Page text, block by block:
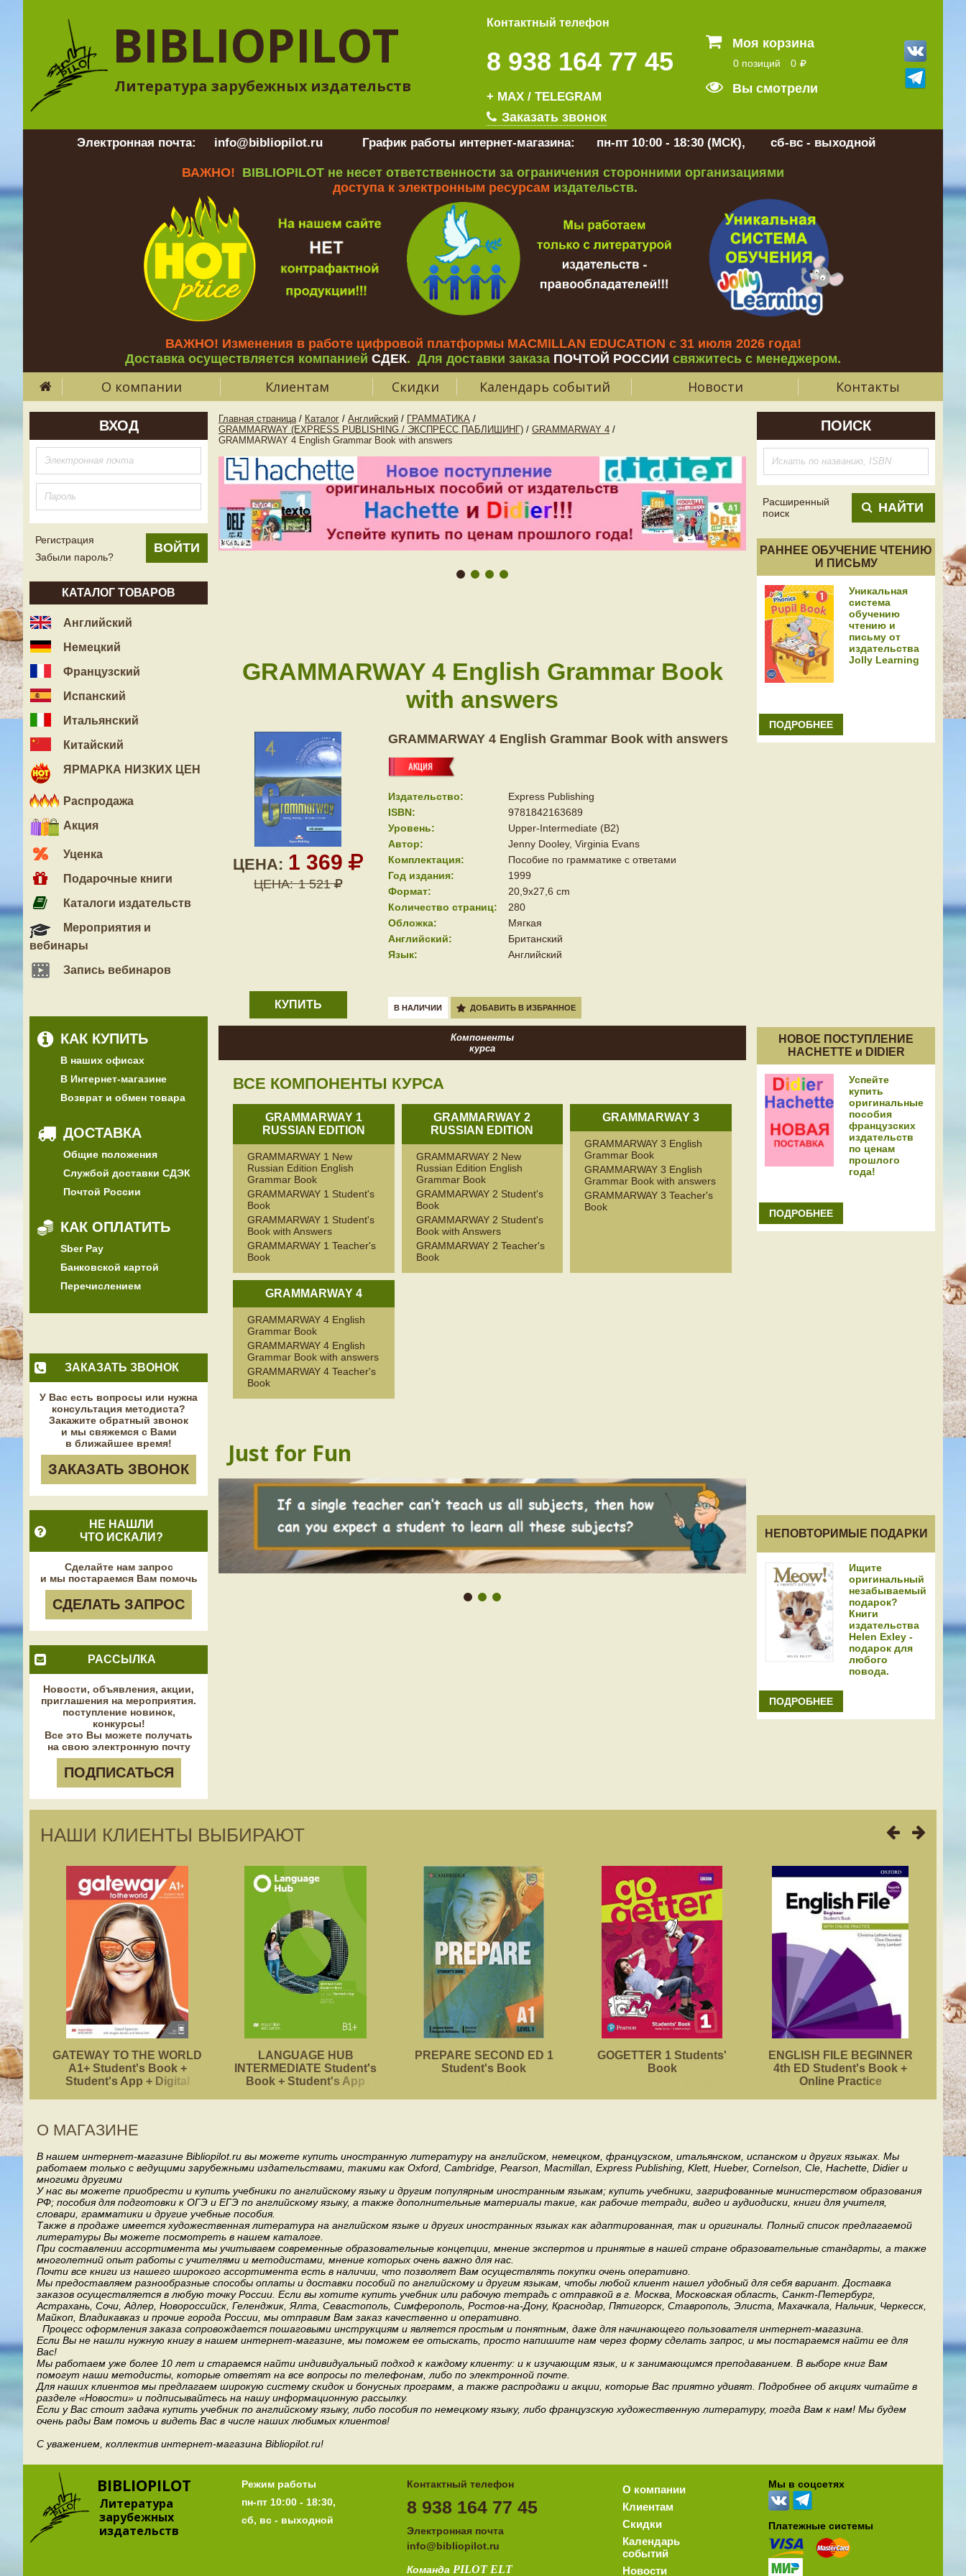
BIBLIOPILOT
Литература зарубежных издательств
Контактный телефон
8 938 164 77 45
+ MAX / TELEGRAM
Заказать звонок
Моя корзина
0 позиций 0
Вы смотрели
Электронная почта: info@bibliopilot.ru График работы интернет-магазина: пн-пт 10:00 - 18:30 (МСК), сб-вс - выходной
ВАЖНО! BIBLIOPILOT не несет ответственности за ограничения сторонними организациями
доступа к электронным ресурсам издательств.
ВАЖНО! Изменения в работе цифровой платформы MACMILLAN EDUCATION с 31 июля 2026 года!
Доставка осуществляется компанией СДЕК. Для доставки заказа ПОЧТОЙ РОССИИ свяжитесь с менеджером.
О компании Клиентам Скидки Календарь событий Новости Контакты
ВХОД
Регистрация
Забыли пароль?
КАТАЛОГ ТОВАРОВ
Английский
Немецкий
Французский
Испанский
Итальянский
Китайский
ЯРМАРКА НИЗКИХ ЦЕН
Распродажа
Акция
Уценка
Подарочные книги
Каталоги издательств
Мероприятия и
вебинары
Запись вебинаров
КАК КУПИТЬ
В наших офисах
В Интернет-магазине
Возврат и обмен товара
ДОСТАВКА
Общие положения
Службой доставки СДЭК
Почтой России
КАК ОПЛАТИТЬ
Sber Pay
Банковской картой
Перечислением
ЗАКАЗАТЬ ЗВОНОК
У Вас есть вопросы или нужна
консультация методиста?
Закажите обратный звонок
и мы свяжемся с Вами
в ближайшее время!
ЗАКАЗАТЬ ЗВОНОК
НЕ НАШЛИ
ЧТО ИСКАЛИ?
Сделайте нам запрос
и мы постараемся Вам помочь
СДЕЛАТЬ ЗАПРОС
РАССЫЛКА
Новости, объявления, акции,
приглашения на мероприятия.
поступление новинок,
конкурсы!
Все это Вы можете получать
на свою электронную почту
ПОДПИСАТЬСЯ
Главная страница / Каталог / Английский / ГРАММАТИКА /
GRAMMARWAY (EXPRESS PUBLISHING / ЭКСПРЕСС ПАБЛИШИНГ) / GRAMMARWAY 4 /
GRAMMARWAY 4 English Grammar Book with answers
GRAMMARWAY 4 English Grammar Book
with answers
ЦЕНА: 1 369
ЦЕНА: 1 521
GRAMMARWAY 4 English Grammar Book with answers
Издательство:
Express Publishing
ISBN:
9781842163689
Уровень:
Upper-Intermediate (B2)
Автор:
Jenny Dooley, Virginia Evans
Комплектация:
Пособие по грамматике с ответами
Год издания:
1999
Формат:
20,9x27,6 cm
Количество страниц:
280
Обложка:
Мягкая
Английский:
Британский
Язык:
Английский
КУПИТЬ В НАЛИЧИИ ДОБАВИТЬ В ИЗБРАННОЕ
Компоненты
курса
ВСЕ КОМПОНЕНТЫ КУРСА
GRAMMARWAY 1
RUSSIAN EDITION
GRAMMARWAY 1 New
Russian Edition English
Grammar Book
GRAMMARWAY 1 Student's
Book
GRAMMARWAY 1 Student's
Book with Answers
GRAMMARWAY 1 Teacher's
Book
GRAMMARWAY 2
RUSSIAN EDITION
GRAMMARWAY 2 New
Russian Edition English
Grammar Book
GRAMMARWAY 2 Student's
Book
GRAMMARWAY 2 Student's
Book with Answers
GRAMMARWAY 2 Teacher's
Book
GRAMMARWAY 3
GRAMMARWAY 3 English
Grammar Book
GRAMMARWAY 3 English
Grammar Book with answers
GRAMMARWAY 3 Teacher's
Book
GRAMMARWAY 4
GRAMMARWAY 4 English
Grammar Book
GRAMMARWAY 4 English
Grammar Book with answers
GRAMMARWAY 4 Teacher's
Book
Just for Fun
ПОИСК
Расширенный
поиск
НАЙТИ
РАННЕЕ ОБУЧЕНИЕ ЧТЕНИЮ
И ПИСЬМУ
Уникальная
система
обучению
чтению и
письму от
издательства
Jolly Learning
ПОДРОБНЕЕ
НОВОЕ ПОСТУПЛЕНИЕ
HACHETTE и DIDIER
Успейте
купить
оригинальные
пособия
французских
издательств
по ценам
прошлого
года!
ПОДРОБНЕЕ
НЕПОВТОРИМЫЕ ПОДАРКИ
Ищите
оригинальный
незабываемый
подарок?
Книги
издательства
Helen Exley -
подарок для
любого
повода.
ПОДРОБНЕЕ
НАШИ КЛИЕНТЫ ВЫБИРАЮТ
GATEWAY TO THE WORLD
A1+ Student's Book +
Student's App + Digital
LANGUAGE HUB
INTERMEDIATE Student's
Book + Student's App
PREPARE SECOND ED 1
Student's Book
GOGETTER 1 Students'
Book
ENGLISH FILE BEGINNER
4th ED Student's Book +
Online Practice
О МАГАЗИНЕ
В нашем интернет-магазине Bibliopilot.ru вы можете купить иностранную литературу на английском, немецком, французском, итальянском, испанском и других языках. Мы
работаем только с ведущими зарубежными издательствами, такими как Oxford, Cambridge, Pearson, Macmillan, Express Publishing, Klett, Hueber, Cornelson, Cle, Hachette, Didier и
многими другими
У нас вы можете приобрести и купить учебники по английскому языку и другим популярным иностранным языкам; купить учебники, загрифованные министерством образования
РФ; пособия для подготовки к ОГЭ и ЕГЭ по английскому языку, а также дополнительные материалы такие, как рабочие тетради, видео и аудиодиски, книги для учителя,
словари, грамматики и другие учебные пособия.
Также в продаже имеется художественная литература на английском языке и других иностранных языках как адаптированная, так и оригиналы. Полный список предлагаемой
литературы Вы можете посмотреть в нашем каталоге.
При составлении ассортимента мы учитываем современные образовательные концепции, мнение экспертов и принятые в нашей стране образовательные стандарты, а также
многолетний опыт работы с учителями и методистами, мнение которых очень важно для нас.
Почти все книги из нашего широкого ассортимента есть в наличии, что позволяет Вам осуществлять покупки очень оперативно.
Мы предоставляем разнообразные способы оплаты и доставки пособий по английскому и другим языкам, чтобы любой клиент нашел удобный для себя вариант. Доставка
заказов осуществляется в любую точку России. Если вы хотите купить учебник или рабочую тетрадь с отправкой в г. Москва, Московская область, Санкт-Петербург,
Астрахань, Сочи, Адлер, Новороссийск, Геленджик, Ялта, Севастополь, Симферополь, Ростов-на-Дону, Краснодар, Пятигорск, Ставрополь, Элиста, Махачкала, Нальчик, Черкесск,
Майкоп, Владикавказ и прочие города России, мы отправим Вам заказ качественно и оперативно.
Процесс оформления заказа сопровождается пошаговыми инструкциям и является простым и понятным, даже для начинающего пользователя интернет-магазина.
Если Вы не нашли нужную книгу в нашем интернет-магазине, мы поможем ее отыскать, просто напишите нам через форму сделать запрос, и мы постараемся найти ее для
Вас!
Мы работаем уже более 10 лет и стараемся найти индивидуальный подход к каждому клиенту: и к изучающим язык, и к занимающимся преподаванием. В выборе книг Вам
помогут наши методисты, которые ответят на все вопросы по телефонам, либо по электронной почте.
Для наших клиентов мы предлагаем широкую систему скидок и бонусных программ, а также распродажи и акции, которые Вас приятно удивят. Подробнее об акциях читайте в
разделе «Новости» и подписывайтесь на нашу информационную рассылку.
Если у Вас стоит задача купить учебник по английскому языку, либо пособия по немецкому языку, либо французскую художественную литературу, тогда Вам к нам! Мы будем
очень рады Вам помочь и видеть Вас в числе наших любимых клиентов!
С уважением, коллектив интернет-магазина Bibliopilot.ru!
BIBLIOPILOT
Литература
зарубежных
издательств
Режим работы
пн-пт 10:00 - 18:30,
сб, вс - выходной
Контактный телефон
8 938 164 77 45
Электронная почта
info@bibliopilot.ru
Команда PILOT ELT
О компании
Клиентам
Скидки
Календарь
событий
Новости
Мы в соцсетях
Платежные системы